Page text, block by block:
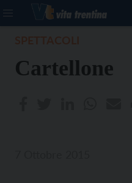
Cartellone